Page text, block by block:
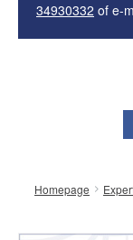
34930332 of e-
Homepage